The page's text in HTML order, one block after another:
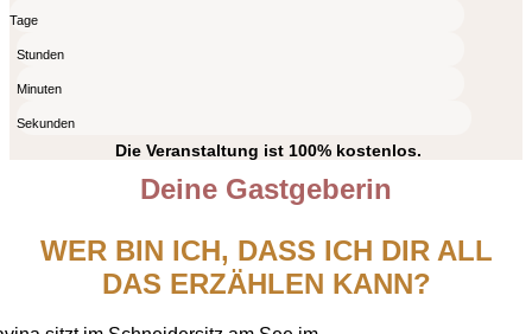
Tage
Stunden
Minuten
Sekunden
Die Veranstaltung ist 100% kostenlos.
Deine Gastgeberin
WER BIN ICH, DASS ICH DIR ALL
DAS ERZÄHLEN KANN?